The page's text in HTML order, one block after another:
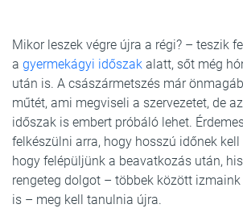
Mikor leszek végre újra a régi? – teszik
a gyermekágyi időszak alatt, sőt még
után is. A császármetszés már
műtét, ami megviseli a szervezetet, de
időszak is embert próbáló lehet.
felkészülni arra, hogy hosszú időnek
hogy felépüljünk a beavatkozás után,
rengeteg dolgot – többek között
is – meg kell tanulnia újra.